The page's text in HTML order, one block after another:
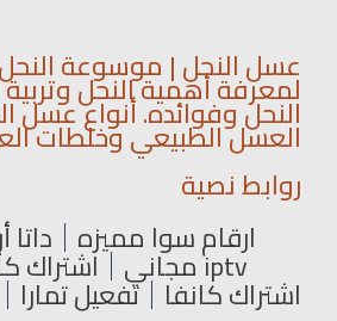
عسل النحل | موسوعة
لمعرفة أهمية النحل
النحل وفوائده. أنواع عسل
العسل الطبيعي وخلطات
روابط نصية
ارقام سوا مميزه
iptv مجاني اشتراك
اشتراك كانفا تفعيل تمارا